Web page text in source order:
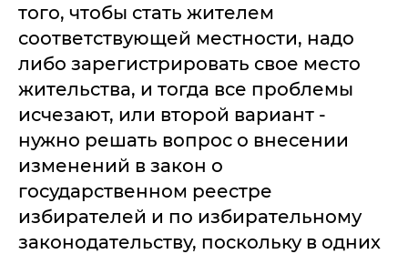
того, чтобы стать жителем
соответствующей местности, надо
либо зарегистрировать свое место
жительства, и тогда все проблемы
исчезают, или второй вариант -
нужно решать вопрос о внесении
изменений в закон о
государственном реестре
избирателей и по избирательному
законодательству, поскольку в одних